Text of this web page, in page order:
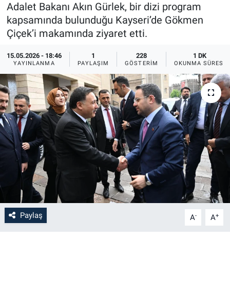
Adalet Bakanı Akın Gürlek, bir dizi program
kapsamında bulunduğu Kayseri’de Gökmen
Çiçek’i makamında ziyaret etti.
15.05.2026 - 18:46
YAYINLANMA
1
PAYLAŞIM
228
GÖSTERIM
1 DK
OKUNMA SÜRESI
Paylaş A- A+
Sağlık
Asayiş
İlan - Duyuru- Mesaj
Yaşam
Sağlık
Eğitim
Kültür
3.Sayfa
İlan - Duyuru- Mesaj